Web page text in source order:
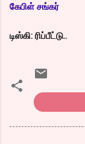
கேபிள் சங்கர்
டிஸ்கி: ரிப்பீட்டு..